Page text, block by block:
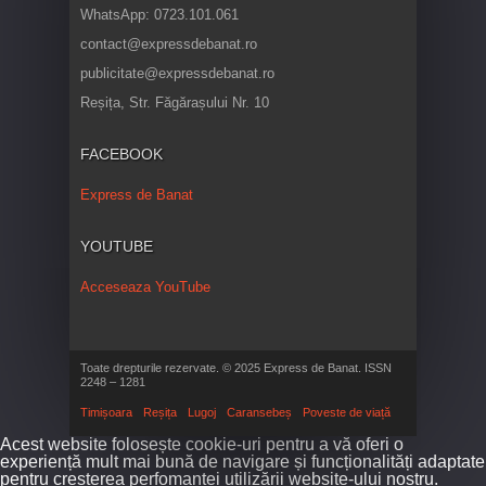
WhatsApp: 0723.101.061
contact@expressdebanat.ro
publicitate@expressdebanat.ro
Reșița, Str. Făgărașului Nr. 10
FACEBOOK
Express de Banat
YOUTUBE
Acceseaza YouTube
Toate drepturile rezervate. © 2025 Express de Banat. ISSN
2248 – 1281
Timișoara Reșița Lugoj Caransebeș Poveste de viață
Acest website folosește cookie-uri pentru a vă oferi o
experiență mult mai bună de navigare și funcționalități adaptate
pentru creșterea perfomanței utilizării website-ului nostru.